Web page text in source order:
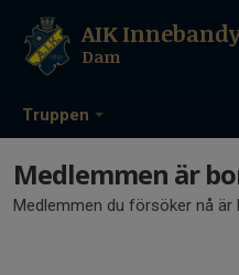
Truppen
AIK
Dam
Medlemmen är
Medlemmen du försöker nå